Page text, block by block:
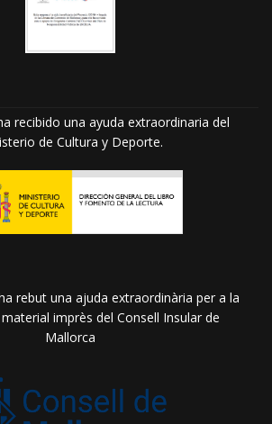
recibido una ayuda extraordinaria del
de Cultura y Deporte.
rebut una ajuda extraordinària per a la
imprès del Consell Insular de
Mallorca